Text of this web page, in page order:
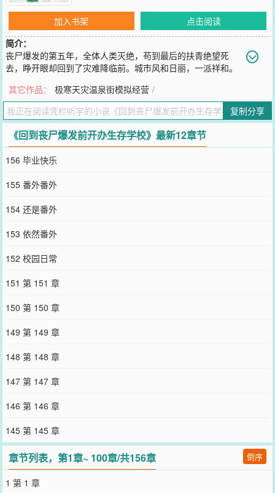
加入书架
点击阅读
简介：
丧尸爆发的第五年，全体人类灭绝，苟到最后的扶青绝望死
去，睁开眼却回到了灾难降临前。城市风和日丽，一派祥和。
校园模拟经营系统！】【任务目标：传授生存技巧，培育尖端武力，
建立一所设施完善的[生存学校]，成为人类最后的避难所！】【距离首
波感染还有：364天23时35分48秒——】扶青：……开什么玩笑，蓝
星文明辉煌的最后一年，你让我带崽子？？-方洲大学9999级的新生发
现自己的学校好像有点不太对劲。——课表上的“丧尸种类辨别”、“作
物栽培学”和“囤货基础概论”是什么鬼？——她一个学播音主持的为什
么体育必修是武装越野？——别人开学军训是在太阳下站军姿，为什
么他们直接被架进了全息舱，开局就是血呼啦嚓的丧尸糊脸？！被颤
巍巍架进军事指挥课堂的文科状元表情呆滞：为什么老师口中的敌人
好像都不是人？被一头雾水分入精英班的体育特长生两眼一黑：上来
就从如何挑断手筋脚筋学起这合适吗？而当他们想要退学，面前竟然
还会自动弹出【申请驳回】的窗口！一个月后，新生们崩溃了。他们
集体找到校长抗议：这个世界上根本不可能有人能在一分钟内解决三
个丧尸！年轻的校长抬起眼，挑了下眉。30秒后，新生们鸦雀无声地
看着校长砍瓜切菜一样干掉十个小丧尸。扶青活动了下手腕，转身：
还有别的问题吗？小鸡崽一样挤在一起瑟瑟发抖的新生们：……他们
咽了下唾沫：没、没了。-蓝星历10000年，未知病毒席卷全球。绝望
之际，一群学生从天而降，训练有素地掏出战斗斧，一斧一个小丧
尸。他们带着惶恐不安的人类建立基地，种菜，囤货；教导众人如何
精准分辨丧尸种类，对症下药；甚至还组建出一支精英部队，踏平了
丧尸王的老巢……在方洲大学学生的带领下，华国成为全球战略中
心，风雨中的孤岛，各国纷纷求助。等一切平息重建，媒体蜂拥赶来
采访：请问是什么促使你们做出这样的英雄行为？学生们热泪盈眶：
这都要感谢我们的校长！（因为她实在是太可怕了TVT。【文案已存
档：2023/10/09】【阅读提示】1.文案发布太早了，正式写的时候部
分细节与文案略有不同，核心梗及看点不变2.感情线少，有群像，有
经营元素。半架空，请勿代入现实3.身体原因精力不足，看评论较
少，踏踏实实埋头写文，感谢每一位点进来的小天使，祝大家看文愉
快！*预收*《天才的替身姐姐超神了》深山长大的奚涧头一次离开荒
星，就被可疑人物拦下了，并从对方口中得知：一，自己竟然有个失
散多年的龙凤胎弟弟。二，弟弟被誉为百年难遇的天才单兵，即将跟
随军校出战本届机甲大赛。然而距离比赛还有一个月，他却突遇意外
陷入了昏迷。可疑人物——军校教练恳求奚涧伪装成奚风参与大赛，
其它作品： 极寒天灾温泉街模拟经营 /
复制分享
《回到丧尸爆发前开办生存学校》最新12章节
156 毕业快乐
155 番外番外
154 还是番外
153 依然番外
152 校园日常
151 第 151 章
150 第 150 章
149 第 149 章
148 第 148 章
147 第 147 章
146 第 146 章
145 第 145 章
章节列表，第1章~ 100章/共156章 倒序
1 第 1 章